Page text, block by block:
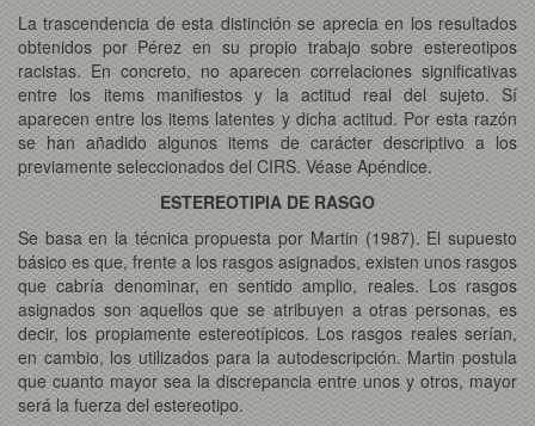
La trascendencia de esta distinción se aprecia en los resultados
obtenidos por Pérez en su propio trabajo sobre estereotipos
racistas. En concreto, no aparecen correlaciones significativas
entre los items manifiestos y la actitud real del sujeto. Sí
aparecen entre los items latentes y dicha actitud. Por esta razón
se han añadido algunos items de carácter descriptivo a los
previamente seleccionados del CIRS. Véase Apéndice.
ESTEREOTIPIA DE RASGO
Se basa en la técnica propuesta por Martin (1987). El supuesto
básico es que, frente a los rasgos asignados, existen unos rasgos
que cabría denominar, en sentido amplio, reales. Los rasgos
asignados son aquellos que se atribuyen a otras personas, es
decir, los propiamente estereotípicos. Los rasgos reales serían,
en cambio, los utilizados para la autodescripción. Martin postula
que cuanto mayor sea la discrepancia entre unos y otros, mayor
será la fuerza del estereotipo.